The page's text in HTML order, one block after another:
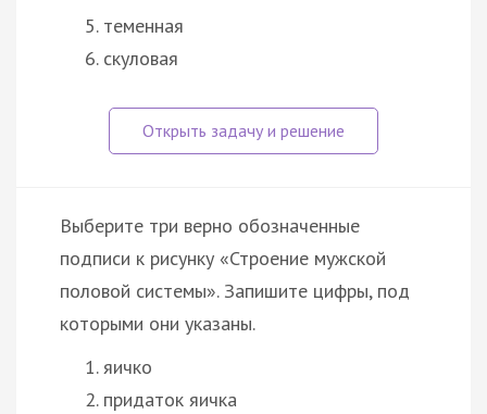
теменная
скуловая
Выберите три верно обозначенные
подписи к рисунку «Строение мужской
половой системы». Запишите цифры, под
которыми они указаны.
яичко
придаток яичка